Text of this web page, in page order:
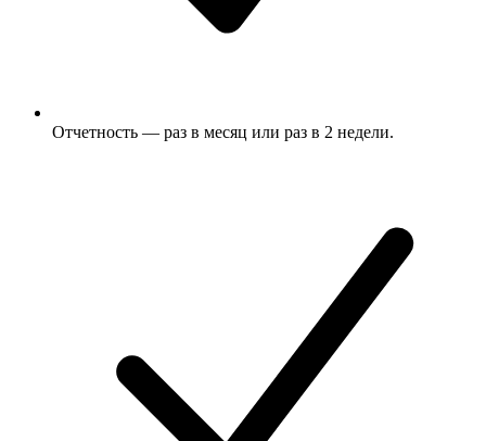
Отчетность — раз в месяц или раз в 2 недели.